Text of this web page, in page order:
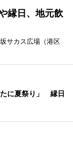
縁日、地元飲
サカス広場（港区
に夏祭り」 縁日